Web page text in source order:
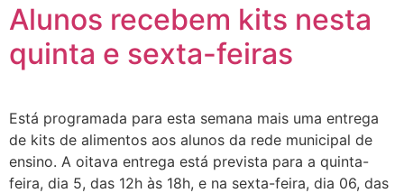
Alunos recebem kits nesta
quinta e sexta-feiras
Está programada para esta semana mais uma entrega
de kits de alimentos aos alunos da rede municipal de
ensino. A oitava entrega está prevista para a quinta-
feira, dia 5, das 12h às 18h, e na sexta-feira, dia 06, das